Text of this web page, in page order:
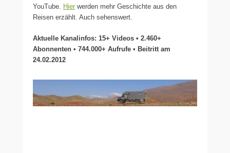
YouTube. Hier werden mehr Geschichte aus den
Reisen erzählt. Auch sehenswert.
Aktuelle Kanalinfos: 15+ Videos • 2.460+
Abonnenten • 744.000+ Aufrufe • Beitritt am
24.02.2012